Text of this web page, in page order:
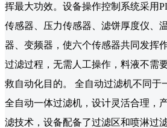
挥最大功效。设备操作控制系统采用
传感器、压力传感器、滤饼厚度仪、
器、变频器，使六个传感器共同发挥
过滤过程，无需人工操作，料液不需
救自动化目的。 全自动过滤机不同于
全自动一体过滤机，设计灵活合理，
滤技术，设备配备了过滤区和喷淋过